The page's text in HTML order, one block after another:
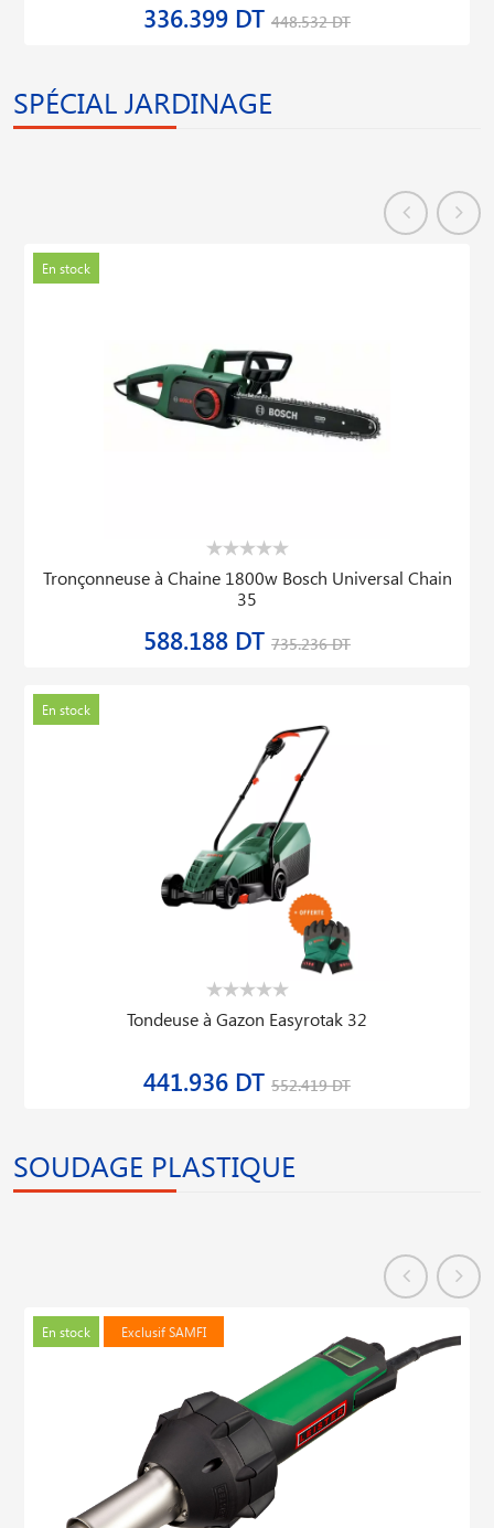
336.399 DT 448.532 DT
SPÉCIAL JARDINAGE
En stock
Tronçonneuse à Chaine 1800w Bosch Universal Chain
35
588.188 DT 735.236 DT
En stock
Tondeuse à Gazon Easyrotak 32
441.936 DT 552.419 DT
SOUDAGE PLASTIQUE
En stock Exclusif SAMFI